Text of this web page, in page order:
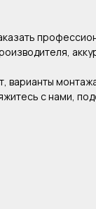
с нами,